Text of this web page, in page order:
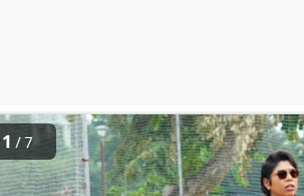
1 / 7